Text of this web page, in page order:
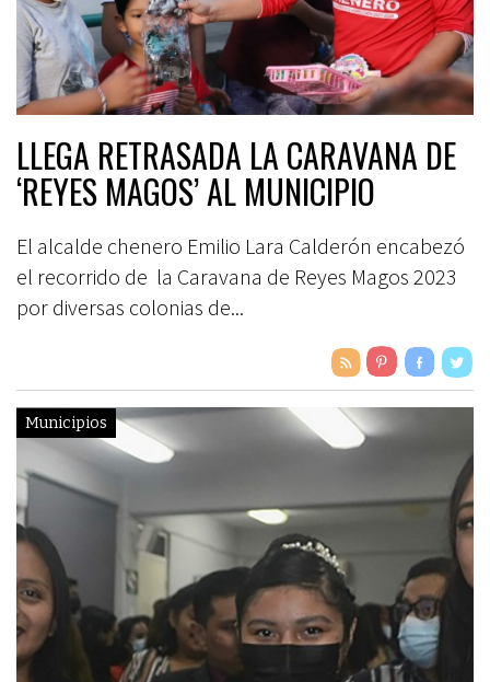
LLEGA RETRASADA LA CARAVANA DE
‘REYES MAGOS’ AL MUNICIPIO
El alcalde chenero Emilio Lara Calderón encabezó
el recorrido de la Caravana de Reyes Magos 2023
por diversas colonias de...
Municipios